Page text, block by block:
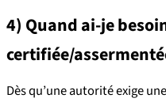
4) Quand ai-je
certifiée/
Dès qu’une autorité exige